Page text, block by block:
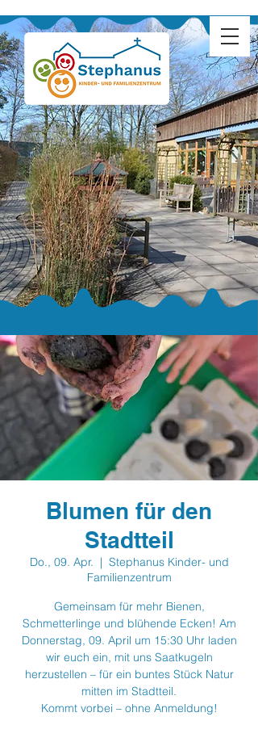
Blumen für den
Stadtteil
Do., 09. Apr.
  |
Stephanus Kinder- und
Familienzentrum
Gemeinsam für mehr Bienen,
Schmetterlinge und blühende Ecken! Am
Donnerstag, 09. April um 15:30 Uhr laden
wir euch ein, mit uns Saatkugeln
herzustellen – für ein buntes Stück Natur
mitten im Stadtteil.
Kommt vorbei – ohne Anmeldung!